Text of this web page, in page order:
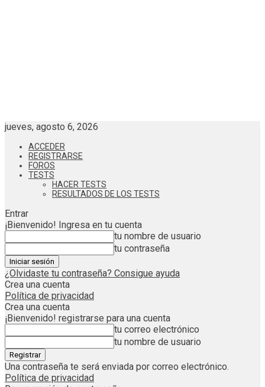
jueves, agosto 6, 2026
ACCEDER
REGISTRARSE
FOROS
TESTS
HACER TESTS
RESULTADOS DE LOS TESTS
Entrar
¡Bienvenido! Ingresa en tu cuenta
tu nombre de usuario
tu contraseña
¿Olvidaste tu contraseña? Consigue ayuda
Crea una cuenta
Política de privacidad
Crea una cuenta
¡Bienvenido! registrarse para una cuenta
tu correo electrónico
tu nombre de usuario
Una contraseña te será enviada por correo electrónico.
Política de privacidad